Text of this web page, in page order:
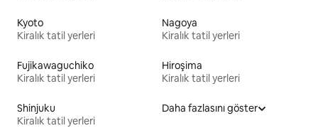
Kyoto
Kiralık tatil yerleri
Nagoya
Kiralık tatil yerleri
Fujikawaguchiko
Kiralık tatil yerleri
Hiroşima
Kiralık tatil yerleri
Shinjuku
Kiralık tatil yerleri
Daha fazlasını göster